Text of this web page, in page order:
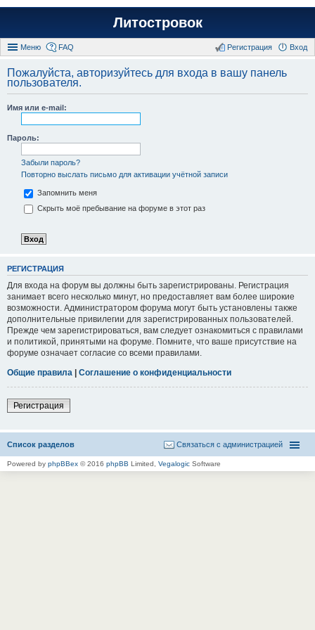
Литостровок
Меню FAQ Вход
Регистрация
Пожалуйста, авторизуйтесь для входа в вашу панель
пользователя.
Имя или e-mail:
Пароль:
Забыли пароль?
Повторно выслать письмо для активации учётной записи
Запомнить меня
Скрыть моё пребывание на форуме в этот раз
РЕГИСТРАЦИЯ
Для входа на форум вы должны быть зарегистрированы. Регистрация
занимает всего несколько минут, но предоставляет вам более широкие
возможности. Администратором форума могут быть установлены также
дополнительные привилегии для зарегистрированных пользователей.
Прежде чем зарегистрироваться, вам следует ознакомиться с правилами
и политикой, принятыми на форуме. Помните, что ваше присутствие на
форуме означает согласие со всеми правилами.
Общие правила | Соглашение о конфиденциальности
Регистрация
Список разделов Связаться с администрацией
Powered by phpBBex © 2016 phpBB Limited, Vegalogic Software